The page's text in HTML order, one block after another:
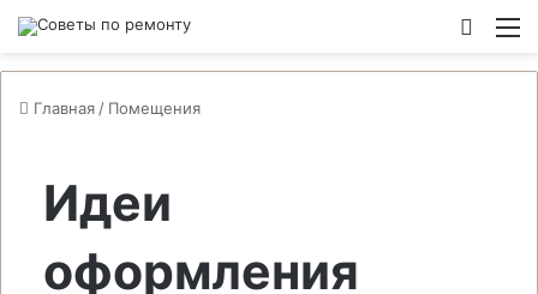
Главная / Помещения
Идеи
оформления